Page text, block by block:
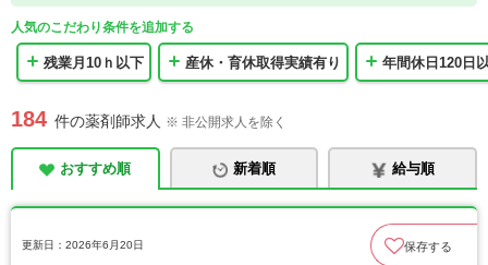
人気のこだわり条件を追加する
残業月10ｈ以下 産休・育休取得実績有り 年間休日120日
184 件の薬剤師求人 ※ 非公開求人を除く
おすすめ順 新着順 給与順
更新日：2026年6月20日 保存する